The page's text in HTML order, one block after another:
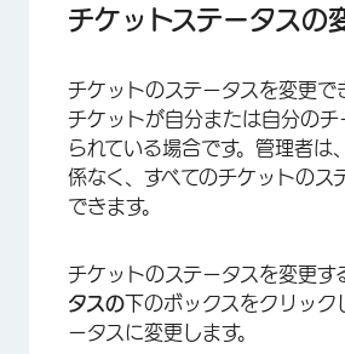
チケットステータスの
チケットのステータスを変更で
チケットが自分または自分のチ
られている場合です。管理者は
係なく、すべてのチケットのス
できます。
チケットのステータスを変更す
タスの下のボックスをクリック
ータスに変更します。